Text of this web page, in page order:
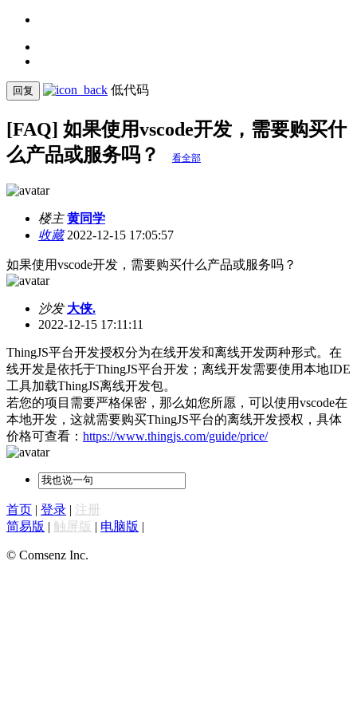
回复 低代码
[FAQ] 如果使用vscode开发，需要购买什
么产品或服务吗？
看全部
楼主 黄同学
收藏2022-12-15 17:05:57
如果使用vscode开发，需要购买什么产品或服务吗？
沙发 大侠.
2022-12-15 17:11:11
ThingJS平台开发授权分为在线开发和离线开发两种形式。在
线开发是依托于ThingJS平台开发；离线开发需要使用本地IDE
工具加载ThingJS离线开发包。
若您的项目需要严格保密，那么如您所愿，可以使用vscode在
本地开发，这就需要购买ThingJS平台的离线开发授权，具体
价格可查看： https://www.thingjs.com/guide/price/
首页 | 登录 | 注册
简易版 | 触屏版 | 电脑版 |
© Comsenz Inc.